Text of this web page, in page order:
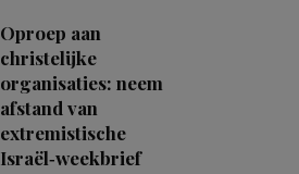
Oproep aan
christelijke
organisaties: neem
afstand van
extremistische
Israël‑weekbrief